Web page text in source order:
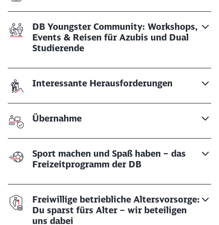
DB Youngster Community: Workshops,
Events & Reisen für Azubis und Dual
Studierende
Interessante Herausforderungen
Übernahme
Sport machen und Spaß haben – das
Freizeitprogramm der DB
Freiwillige betriebliche Altersvorsorge:
Du sparst fürs Alter – wir beteiligen
uns dabei